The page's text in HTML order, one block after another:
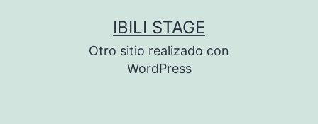
IBILI STAGE
Otro sitio realizado con
WordPress